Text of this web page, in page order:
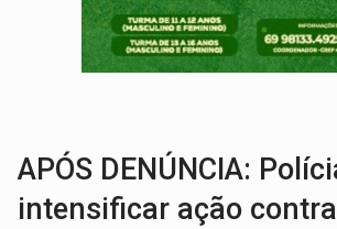
INFRAESTRUTURA:Após quase 30
A ILHA:Coreografia de Rondônia
VÍDEO:
APÓS DENÚNCIA:
intensificar ação